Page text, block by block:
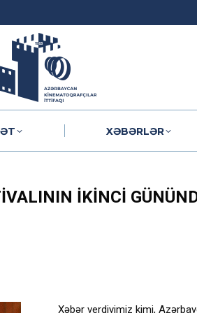
XƏBƏRLƏR
İKINCI
Xəbər verdiyimiz kimi,